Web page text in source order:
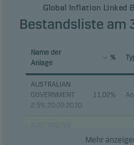
Global Inflation Linked
Bestandsliste am
Name der
Anlage
%
AUSTRALIAN
GOVERNMENT
2.5% 20.09.2030
11,02%
10,74%
Mehr